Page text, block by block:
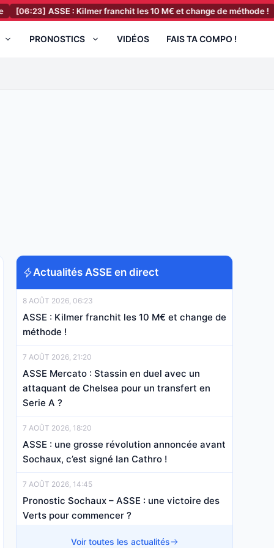
ASSE : Kilmer franchit les 10 M€ et change de méthode ! [06:02]
PRONOSTICS VIDÉOS FAIS TA COMPO !
Actualités ASSE en direct
8 AOÛT 2026, 06:23
ASSE : Kilmer franchit les 10 M€ et change de
méthode !
7 AOÛT 2026, 21:20
ASSE Mercato : Stassin en duel avec un
attaquant de Chelsea pour un transfert en
Serie A ?
7 AOÛT 2026, 18:20
ASSE : une grosse révolution annoncée avant
Sochaux, c’est signé Ian Cathro !
7 AOÛT 2026, 14:45
Pronostic Sochaux – ASSE : une victoire des
Verts pour commencer ?
7 AOÛT 2026, 13:07Voir toutes les actualités